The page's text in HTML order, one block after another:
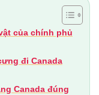
của chính phủ
đi Canada
Canada đúng